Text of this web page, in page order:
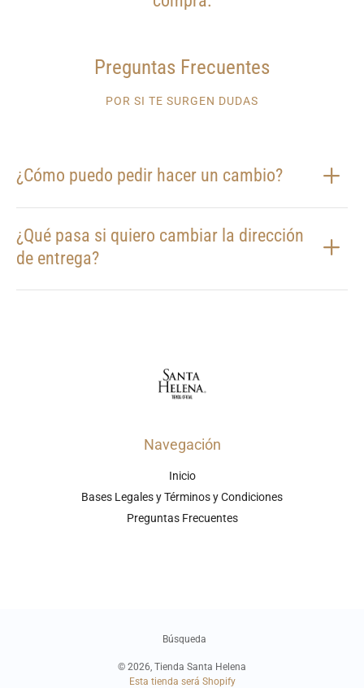
Preguntas Frecuentes
POR SI TE SURGEN DUDAS
¿Cómo puedo pedir hacer un cambio?
¿Qué pasa si quiero cambiar la dirección
de entrega?
Navegación
Inicio
Bases Legales y Términos y Condiciones
Preguntas Frecuentes
Búsqueda
© 2026, Tienda Santa Helena
Esta tienda será Shopify